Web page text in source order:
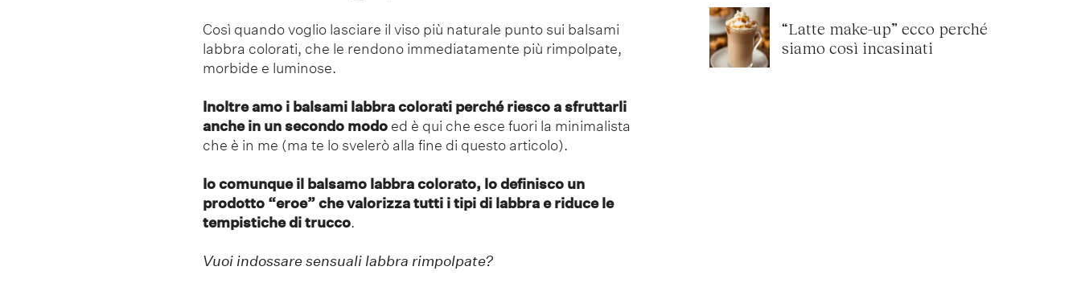
Così quando voglio lasciare il viso più naturale punto sui balsami
labbra colorati, che le rendono immediatamente più rimpolpate,
morbide e luminose.
Inoltre amo i balsami labbra colorati perché riesco a sfruttarli
anche in un secondo modo ed è qui che esce fuori la minimalista
che è in me (ma te lo svelerò alla fine di questo articolo).
Io comunque il balsamo labbra colorato, lo definisco un
prodotto “eroe” che valorizza tutti i tipi di labbra e riduce le
tempistiche di trucco.
Vuoi indossare sensuali labbra rimpolpate?
“Latte make-up” ecco perché
siamo così incasinati